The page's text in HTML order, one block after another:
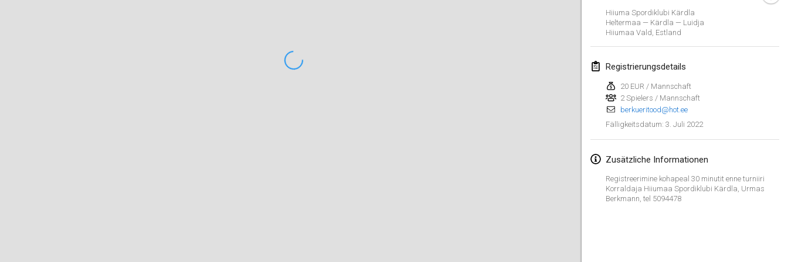
Hiiuma Spordiklubi Kärdla
Heltermaa — Kärdla — Luidja
Hiiumaa Vald Estland
Registrierungsdetails
20 EUR / Mannschaft
2 Spielers / Mannschaft
berkueritood@hot.ee
Fälligkeitsdatum: 3. Juli 2022
Zusätzliche Informationen
Registreerimine kohapeal 30 minutit enne turniiri
Korraldaja Hiiumaa Spordiklubi Kärdla, Urmas
Berkmann, tel 5094478
Februar 2022
4. Feb. 2022|Tschechische Republik
TangoMölkky
5. Feb. 2022|Finnland
12. Feb. 2022|Finnland
Yamagata Tournament
13. Feb. 2022|Japan